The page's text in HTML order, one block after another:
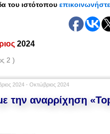
του ιστότοπουε
2024
2 )
2024 - Οκτώβριος 2024
την αναρρίχηση